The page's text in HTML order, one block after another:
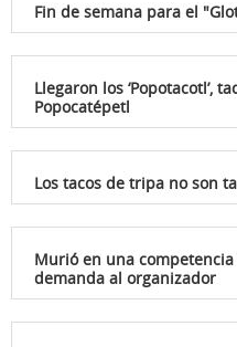
Fin de semana para el
Llegaron los ‘Popotacotl’,
Popocatépetl
Los tacos de tripa no son
Murió en una
demanda al organizador